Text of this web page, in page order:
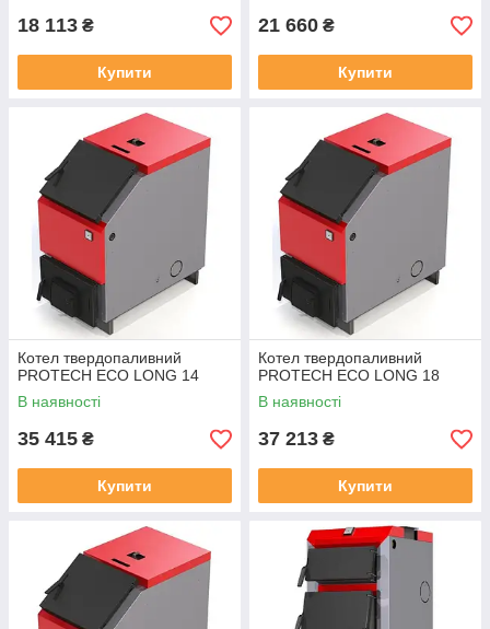
18 113 ₴
Купити
21 660 ₴
Купити
Котел твердопаливний
PROTECH ECO LONG 14
В наявності
35 415 ₴
Купити
Котел твердопаливний
PROTECH ECO LONG 18
В наявності
37 213 ₴
Купити